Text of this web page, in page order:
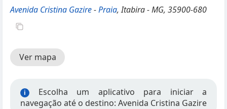
Avenida Cristina Gazire-Praia, Itabira - MG, 35900-680
Ver mapa
i
Escolha um aplicativo para iniciar a
navegação até o destino: Avenida Cristina Gazire